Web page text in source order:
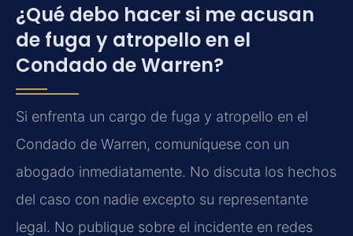
¿Qué debo hacer si me acusan
de fuga y atropello en el
Condado de Warren?
Si enfrenta un cargo de fuga y atropello en el
Condado de Warren, comuníquese con un
abogado inmediatamente. No discuta los hechos
del caso con nadie excepto su representante
legal. No publique sobre el incidente en redes